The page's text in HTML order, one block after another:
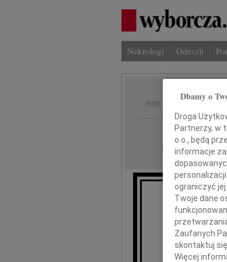
Nekrologi Odeszli
IMIĘ I NAZWISKO:
REGION:
DATA EMISJI:
Dbamy o
Droga
Partnerzy, w
o.o., będą
informacje
ograniczyć
Twoje dane
Zaufanych
skontaktuj
Więcej